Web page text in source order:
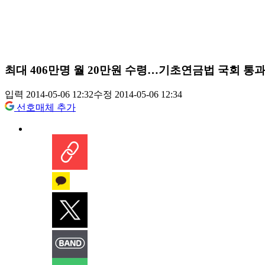
최대 406만명 월 20만원 수령…기초연금법 국회 통
입력 2014-05-06 12:32수정 2014-05-06 12:34
선호매체 추가